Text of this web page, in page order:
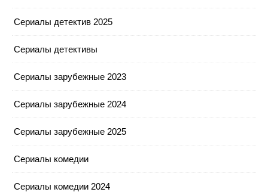
Сериалы детектив 2025
Сериалы детективы
Сериалы зарубежные 2023
Сериалы зарубежные 2024
Сериалы зарубежные 2025
Сериалы комедии
Сериалы комедии 2024